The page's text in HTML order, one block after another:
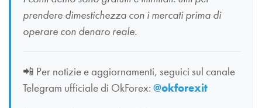
prendere dimestichezza con i mercati prima di
operare con denaro reale.
📲 Per notizie e aggiornamenti, seguici sul canale
Telegram ufficiale di OkForex: @okforexit